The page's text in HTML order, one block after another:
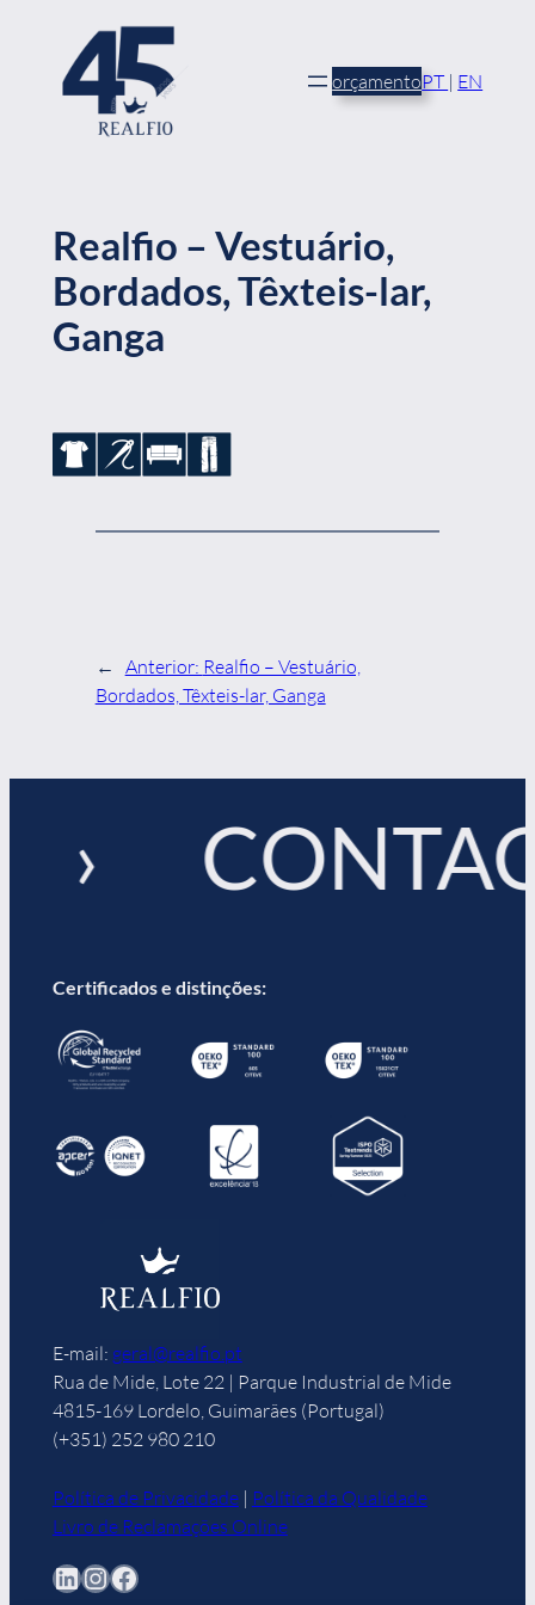
orçamentoPT | EN
Realfio – Vestuário,
Bordados, Têxteis-lar,
Ganga
← Anterior: Realfio – Vestuário,
Bordados, Têxteis-lar, Ganga
›
Certificados e distinções:
E-mail: geral@realfio.pt
Rua de Mide, Lote 22 | Parque Industrial de Mide
4815-169 Lordelo, Guimarães (Portugal)
(+351) 252 980 210
Política de Privacidade| Política da Qualidade
Livro de Reclamações Online
LinkedIn
Instagram
Facebook